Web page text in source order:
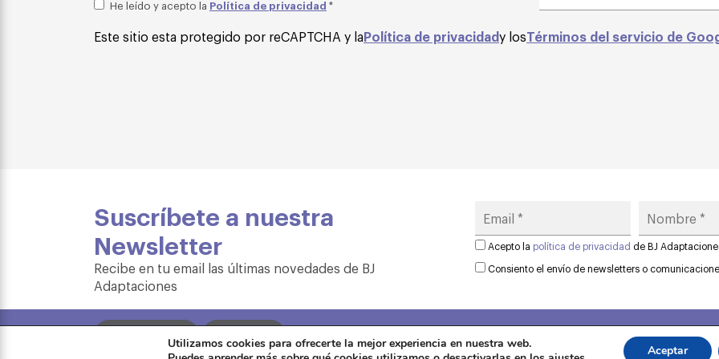
He leído y acepto la Política de privacidad *
Este sitio esta protegido por reCAPTCHA y laPolítica de privacidady losTérminos del servicio de
Suscríbete a nuestra
Newsletter
Recibe en tu email las últimas novedades de BJ
Adaptaciones
Acepto la política de privacidad de BJ
Consiento el envío de newsletters o
Aviso legal Política de privacidad
Utilizamos cookies para ofrecerte la mejor experiencia en nuestra web.
Aceptar